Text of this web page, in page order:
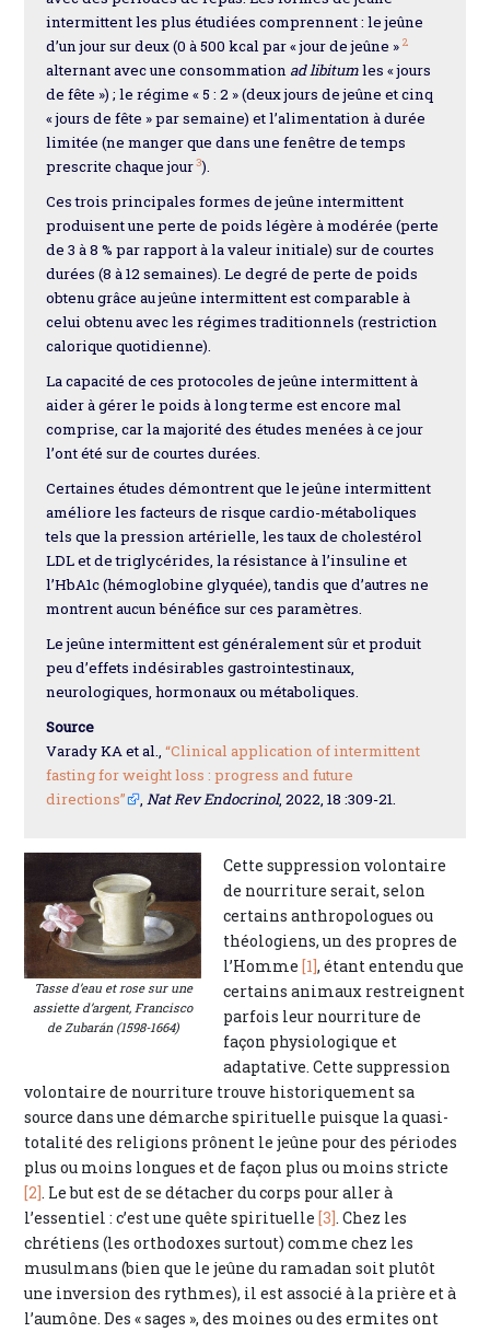
intermittent les plus étudiées comprennent : le jeûne
d’un jour sur deux (0 à 500 kcal par « jour de jeûne » 2
alternant avec une consommation ad libitumles « jours
de fête ») ; le régime « 5 : 2 » (deux jours de jeûne et cinq
« jours de fête » par semaine) et l’alimentation à durée
limitée (ne manger que dans une fenêtre de temps
prescrite chaque jour3).
Ces trois principales formes de jeûne intermittent
produisent une perte de poids légère à modérée (perte
de 3 à 8 % par rapport à la valeur initiale) sur de courtes
durées (8 à 12 semaines). Le degré de perte de poids
obtenu grâce au jeûne intermittent est comparable à
celui obtenu avec les régimes traditionnels (restriction
calorique quotidienne).
La capacité de ces protocoles de jeûne intermittent à
aider à gérer le poids à long terme est encore mal
comprise, car la majorité des études menées à ce jour
l’ont été sur de courtes durées.
Certaines études démontrent que le jeûne intermittent
améliore les facteurs de risque cardio-métaboliques
tels que la pression artérielle, les taux de cholestérol
LDL et de triglycérides, la résistance à l’insuline et
l’HbA1c (hémoglobine glyquée), tandis que d’autres ne
montrent aucun bénéfice sur ces paramètres.
Le jeûne intermittent est généralement sûr et produit
peu d’effets indésirables gastrointestinaux,
neurologiques, hormonaux ou métaboliques.
Source
Varady KA et al.,“Clinical application of intermittent
fasting for weight loss : progress and future
directions”
,Nat Rev Endocrinol, 2022, 18 :309-21.
Tasse d’eau et rose sur une
assiette d’argent, Francisco
de Zubarán (1598-1664)
Cette suppression volontaire
de nourriture serait, selon
certains anthropologues ou
théologiens, un des propres de
l’Homme [1], étant entendu que
certains animaux restreignent
parfois leur nourriture de
façon physiologique et
adaptative. Cette suppression
volontaire de nourriture trouve historiquement sa
source dans une démarche spirituelle puisque la quasi-
totalité des religions prônent le jeûne pour des périodes
plus ou moins longues et de façon plus ou moins stricte
[2]. Le but est de se détacher du corps pour aller à
l’essentiel : c’est une quête spirituelle [3]. Chez les
chrétiens (les orthodoxes surtout) comme chez les
musulmans (bien que le jeûne du ramadan soit plutôt
une inversion des rythmes), il est associé à la prière et à
l’aumône. Des « sages », des moines ou des ermites ont